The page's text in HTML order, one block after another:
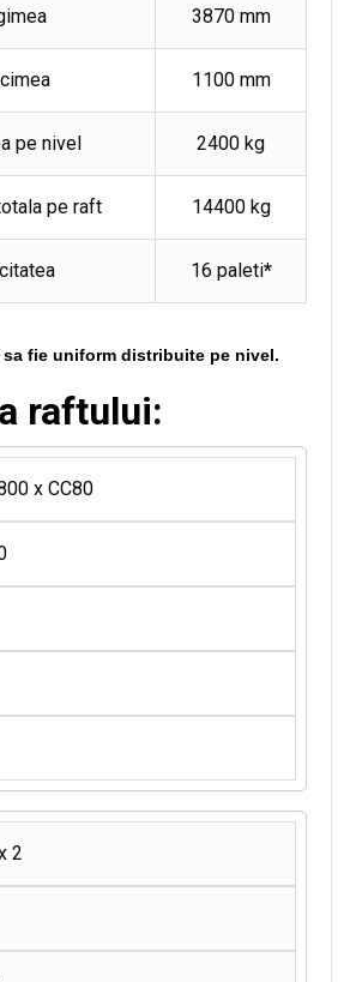
3870 mm
1100 mm
pe nivel 2400 kg
pe raft 14400 kg
16 paleti*
fie uniform distribuite pe nivel.
raftului:
x CC80
2